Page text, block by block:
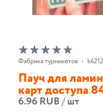
Фабрика турникетов •
Пауч для
карт доступа
6.96 RUB/шт